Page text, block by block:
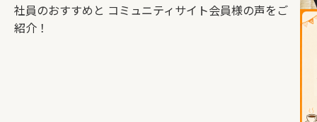
社員のおすすめと コミュニティサイト会員様の声をご
紹介！